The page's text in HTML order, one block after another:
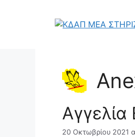
Αγγελία
20 Οκτωβρίου 2021